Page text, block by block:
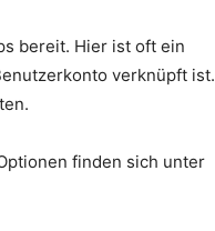
bereit. Hier ist oft ein
verknüpft ist.
finden sich unter